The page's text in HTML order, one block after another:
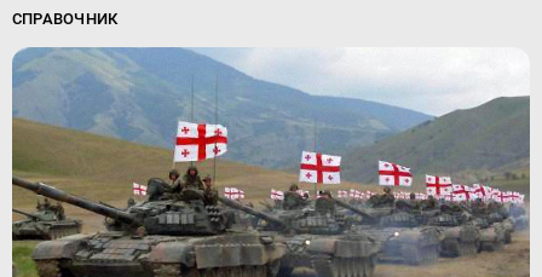
СПРАВОЧНИК